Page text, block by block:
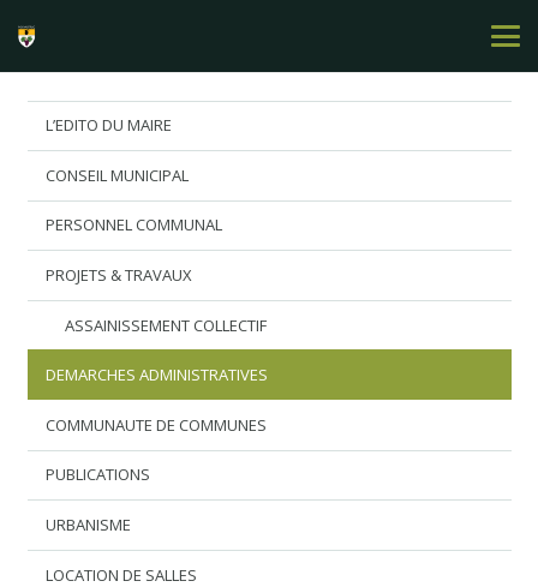
L’EDITO DU MAIRE
CONSEIL MUNICIPAL
PERSONNEL COMMUNAL
PROJETS & TRAVAUX
ASSAINISSEMENT COLLECTIF
DEMARCHES ADMINISTRATIVES
COMMUNAUTE DE COMMUNES
PUBLICATIONS
URBANISME
LOCATION DE SALLES